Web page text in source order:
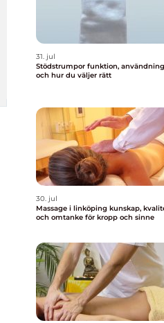
31. jul
Stödstrumpor funktion, användning
och hur du väljer rätt
30. jul
Massage i linköping kunskap, kvalitet
och omtanke för kropp och sinne